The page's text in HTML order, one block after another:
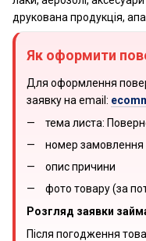
друкована продукція,
Як оформити
Для оформлення
заявку на email:
тема листа:
номер замовлення
опис причини
фото товару (за
Розгляд заявки
Після погодження